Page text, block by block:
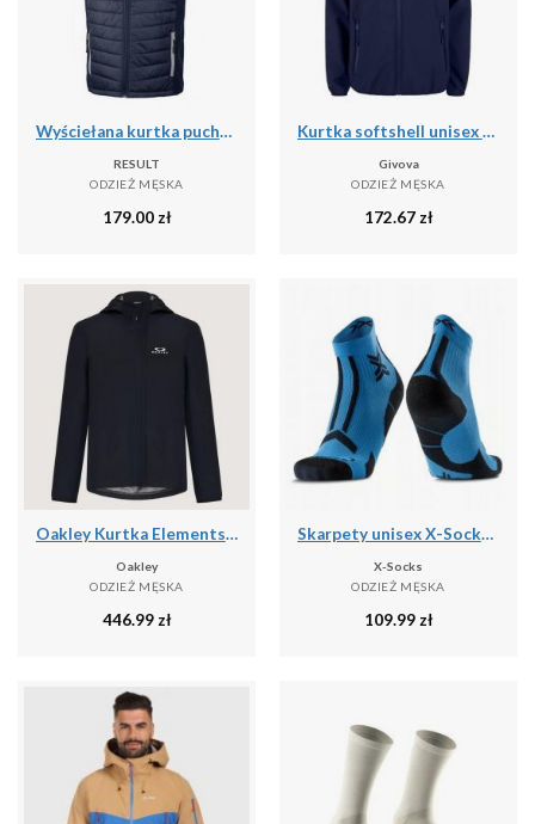
Wyściełana kurtka puchowa z recyklingu Result Black Compass
RESULT
ODZIEŻ MĘSKA
179.00 zł
Kurtka softshell unisex Givova Kurtka niebieska
Givova
ODZIEŻ MĘSKA
172.67 zł
Oakley Kurtka Elements Shell 2.0 Foa406090-02E
Oakley
ODZIEŻ MĘSKA
446.99 zł
Skarpety unisex X-Socks TRAILRUN DISCOVER ANKLE MINERAL BLUE/X BLACK A016
X-Socks
ODZIEŻ MĘSKA
109.99 zł